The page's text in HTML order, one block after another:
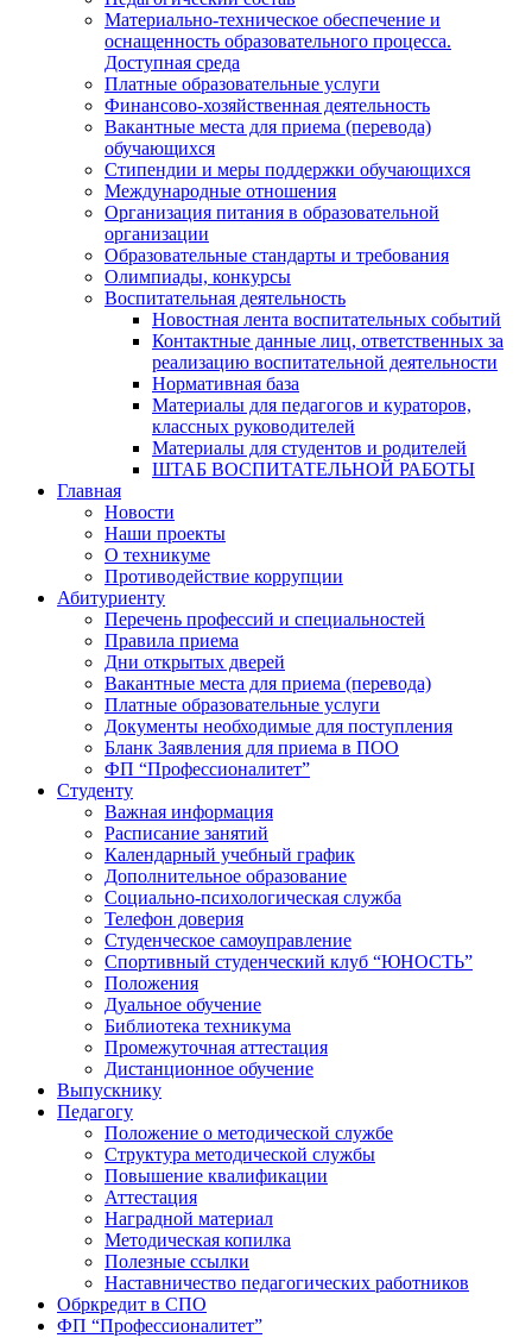
Материально-техническое обеспечение и
оснащенность образовательного процесса.
Доступная среда
Платные образовательные услуги
Финансово-хозяйственная деятельность
Вакантные места для приема (перевода)
обучающихся
Стипендии и меры поддержки обучающихся
Международные отношения
Организация питания в образовательной
организации
Образовательные стандарты и требования
Олимпиады, конкурсы
Воспитательная деятельность
Новостная лента воспитательных событий
Контактные данные лиц, ответственных за
реализацию воспитательной деятельности
Нормативная база
Материалы для педагогов и кураторов,
классных руководителей
Материалы для студентов и родителей
ШТАБ ВОСПИТАТЕЛЬНОЙ РАБОТЫ
Главная
Новости
Наши проекты
О техникуме
Противодействие коррупции
Абитуриенту
Перечень профессий и специальностей
Правила приема
Дни открытых дверей
Вакантные места для приема (перевода)
Платные образовательные услуги
Документы необходимые для поступления
Бланк Заявления для приема в ПОО
ФП “Профессионалитет”
Студенту
Важная информация
Расписание занятий
Календарный учебный график
Дополнительное образование
Социально-психологическая служба
Телефон доверия
Студенческое самоуправление
Спортивный студенческий клуб “ЮНОСТЬ”
Положения
Дуальное обучение
Библиотека техникума
Промежуточная аттестация
Дистанционное обучение
Выпускнику
Педагогу
Положение о методической службе
Структура методической службы
Повышение квалификации
Аттестация
Наградной материал
Методическая копилка
Полезные ссылки
Наставничество педагогических работников
Обркредит в СПО
ФП “Профессионалитет”